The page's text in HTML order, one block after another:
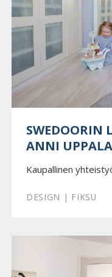
SWEDOORIN
ANNI
Kaupallinen
DESIGN | FIKSU